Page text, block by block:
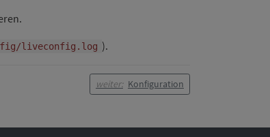
liveconfig.log ).
weiter: Konfiguration